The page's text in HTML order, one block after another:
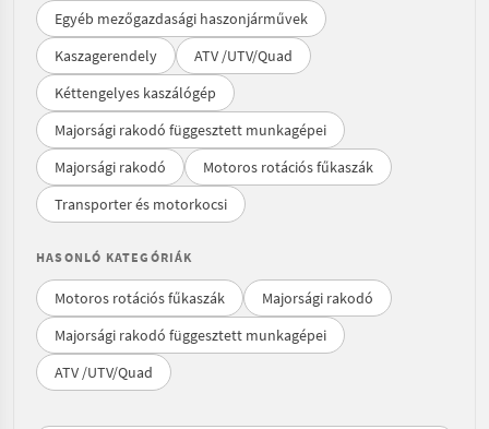
Egyéb mezőgazdasági haszonjárművek
Kaszagerendely
ATV /UTV/Quad
Kéttengelyes kaszálógép
Majorsági rakodó függesztett munkagépei
Majorsági rakodó
Motoros rotációs fűkaszák
Transporter és motorkocsi
HASONLÓ KATEGÓRIÁK
Motoros rotációs fűkaszák
Majorsági rakodó
Majorsági rakodó függesztett munkagépei
ATV /UTV/Quad